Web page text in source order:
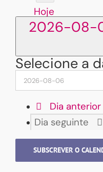
Hoje
2026-08-
Selecione a
Dia anterior
Dia seguinte
SUBSCREVER O